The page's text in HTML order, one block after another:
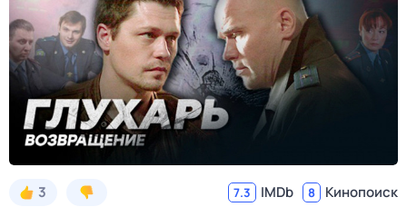
3 7.3 IMDb 8 Кинопоиск